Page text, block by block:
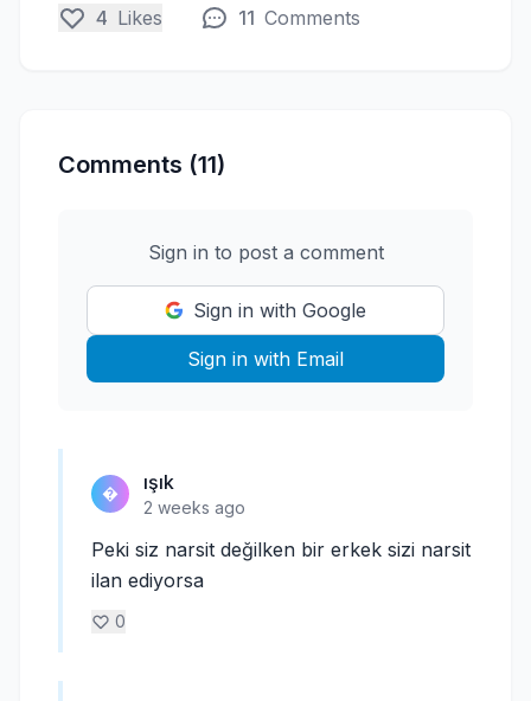
4 Likes 11 Comments
Comments (11)
Sign in to post a comment
Sign in with Google
Sign in with Email
� ışık
2 weeks ago
Peki siz narsit değilken bir erkek sizi narsit
ilan ediyorsa
0